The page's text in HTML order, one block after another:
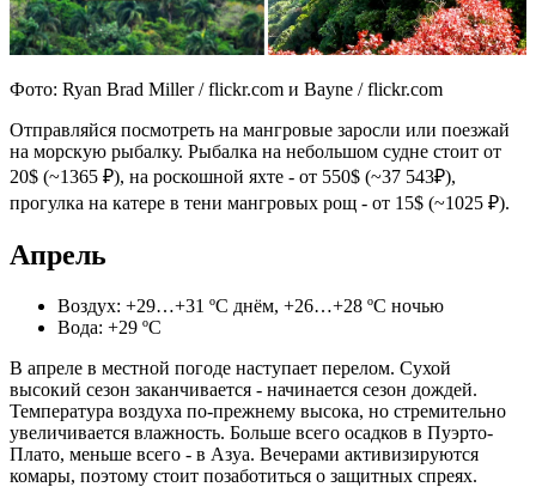
Фото: Ryan Brad Miller / flickr.com и Bayne / flickr.com
Отправляйся посмотреть на мангровые заросли или поезжай
на морскую рыбалку. Рыбалка на небольшом судне стоит от
20$ (~1365 ₽), на роскошной яхте - от 550$ (~37 543₽),
прогулка на катере в тени мангровых рощ - от 15$ (~1025 ₽).
Апрель
Воздух: +29…+31 ºС днём, +26…+28 ºС ночью
Вода: +29 ºС
В апреле в местной погоде наступает перелом. Сухой
высокий сезон заканчивается - начинается сезон дождей.
Температура воздуха по-прежнему высока, но стремительно
увеличивается влажность. Больше всего осадков в Пуэрто-
Плато, меньше всего - в Азуа. Вечерами активизируются
комары, поэтому стоит позаботиться о защитных спреях.